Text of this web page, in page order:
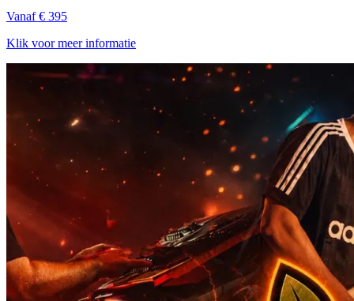
Vanaf € 395
Klik voor meer informatie